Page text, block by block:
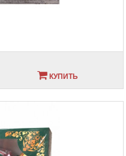
КУПИТЬ